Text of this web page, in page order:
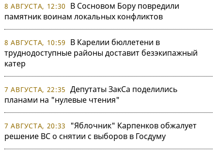
8 АВГУСТА, 12:30
В Сосновом Бору повредили
памятник воинам локальных конфликтов
8 АВГУСТА, 10:59
В Карелии бюллетени в
труднодоступные районы доставит безэкипажный
катер
7 АВГУСТА, 22:35 Депутаты ЗакСа поделились
планами на "нулевые чтения"
7 АВГУСТА, 20:33
"Яблочник" Карпенков обжалует
решение ВС о снятии с выборов в Госдуму